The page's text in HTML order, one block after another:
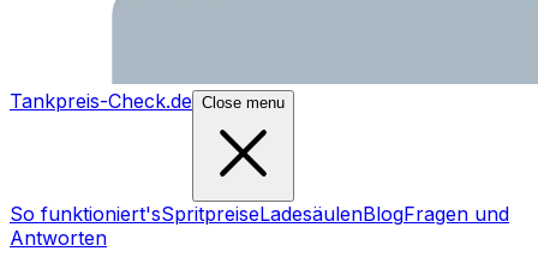
Tankpreis-Check.de Close menu
So funktioniert'sSpritpreiseLadesäulenBlogFragen und
Antworten